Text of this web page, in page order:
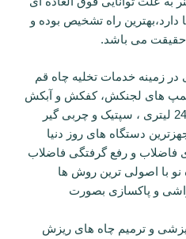
دارد،بهترین راه تشخیص بوده و
حقیقت می باشد.
زمینه خدمات تخلیه چاه قم
پمپ های لجنکش، کفکش و آبکش
دستگاه های روز دنیا
و رفع گرفتگی فاضلاب
نو با اصولی ترین روش ها
و پاکسازی بصورت
و ترمیم چاه های ریزش